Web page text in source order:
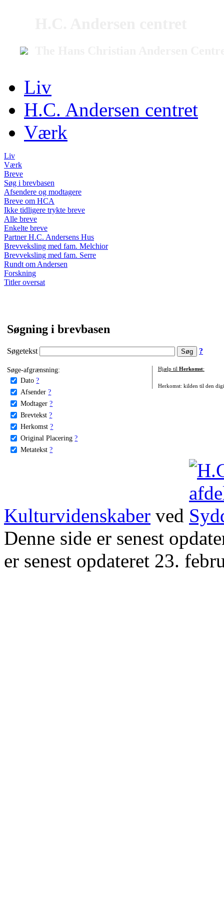
Liv
H.C. Andersen centret
Værk
Liv
Værk
Breve
Søg i brevbasen
Afsendere og modtagere
Breve om HCA
Ikke tidligere trykte breve
Alle breve
Enkelte breve
Partner H.C. Andersens Hus
Brevveksling med fam. Melchior
Brevveksling med fam. Serre
Rundt om Andersen
Forskning
Titler oversat
Søgning i brevbasen
Søgetekst ?
Søge-afgrænsning:
Dato ?
Afsender ?
Modtager ?
Brevtekst ?
Herkomst ?
Original Placering ?
Metatekst ?
Hjælp til Herkomst:
Herkomst: kilden til den
Kulturvidenskaber ved
Denne side er senest
er senest opdateret 23.